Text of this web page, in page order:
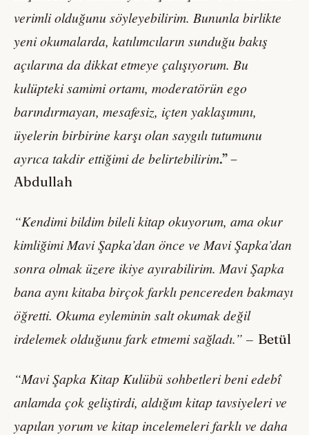
verimli olduğunu söyleyebilirim. Bununla birlikte
yeni okumalarda, katılımcıların sunduğu bakış
açılarına da dikkat etmeye çalışıyorum. Bu
kulüpteki samimi ortamı, moderatörün ego
barındırmayan, mesafesiz, içten yaklaşımını,
üyelerin birbirine karşı olan saygılı tutumunu
ayrıca takdir ettiğimi de belirtebilirim.” –
Abdullah
“Kendimi bildim bileli kitap okuyorum, ama okur
kimliğimi Mavi Şapka’dan önce ve Mavi Şapka’dan
sonra olmak üzere ikiye ayırabilirim. Mavi Şapka
bana aynı kitaba birçok farklı pencereden bakmayı
öğretti. Okuma eyleminin salt okumak değil
irdelemek olduğunu fark etmemi sağladı.” – Betül
“Mavi Şapka Kitap Kulübü sohbetleri beni edebî
anlamda çok geliştirdi, aldığım kitap tavsiyeleri ve
yapılan yorum ve kitap incelemeleri farklı ve daha